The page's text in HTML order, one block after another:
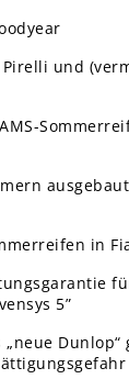
und
in
5”